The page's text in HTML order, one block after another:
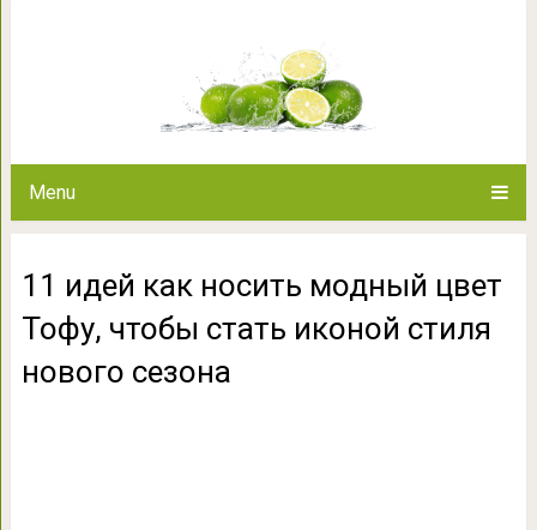
Menu
11 идей как носить модный цвет
Тофу, чтобы стать иконой стиля
нового сезона